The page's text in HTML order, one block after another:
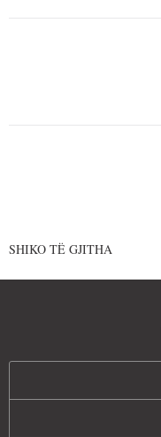
SHIKO TË GJITHA